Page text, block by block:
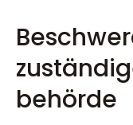
behörde